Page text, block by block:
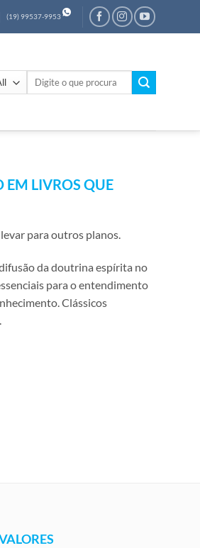
(19) 99537-9953
Pesquisar
EM LIVROS QUE
para outros planos.
da doutrina espírita no
para o entendimento
Clássicos